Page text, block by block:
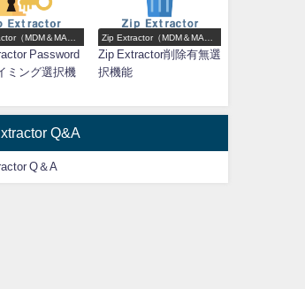
（MDM＆MAM
凍アプリ）機能一
Password
ミング選択機
Zip Extractor（MDM＆MAM
対応Zip解凍アプリ）機能一
Zip Extractor削除有無選
択機能
Q&A
Q＆A